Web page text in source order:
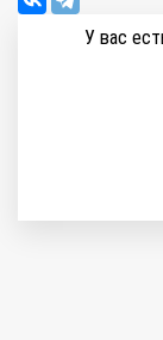
У вас